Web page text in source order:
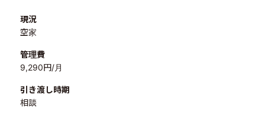
現況
空家
管理費
9,290円/月
引き渡し時期
相談